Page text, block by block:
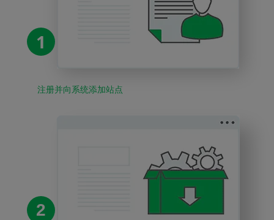
1
注册并向系统添加站点
2